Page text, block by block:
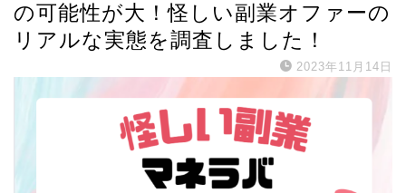
の可能性が大！怪しい副業オファーの
リアルな実態を調査しました！
2023年11月14日